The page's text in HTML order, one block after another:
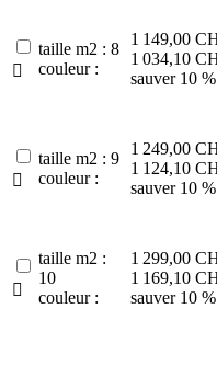

taille m2 : 8
couleur :
1 149,00
1 034,10
sauver 10 %

taille m2 : 9
couleur :
1 249,00
1 124,10
sauver 10 %

taille m2 :
10
couleur :
1 299,00
1 169,10
sauver 10 %